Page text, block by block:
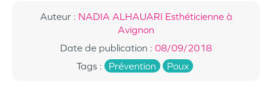
Auteur: NADIA ALHAUARI Esthéticienne à
Avignon
Date de publication : 08/09/2018
Tags : Prévention Poux